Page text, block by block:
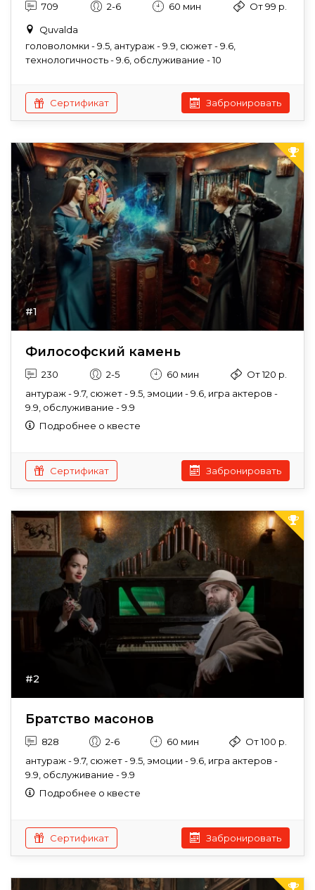
709 2-6 60 мин От 99 р.
Quvalda
головоломки - 9.5, антураж - 9.9, сюжет - 9.6,
технологичность - 9.6, обслуживание - 10
Сертификат Забронировать
#1
Философский камень
230 2-5 60 мин
От 120 р.
антураж - 9.7, сюжет - 9.5, эмоции - 9.6, игра актеров -
9.9, обслуживание - 9.9
Подробнее о квесте
Сертификат Забронировать
#2
Братство масонов
828 2-6 60 мин
От 100 р.
антураж - 9.7, сюжет - 9.5, эмоции - 9.6, игра актеров -
9.9, обслуживание - 9.9
Подробнее о квесте
Сертификат Забронировать